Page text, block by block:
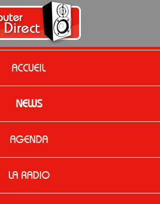
ACCUEIL
NEWS
AGENDA
LA RADIO